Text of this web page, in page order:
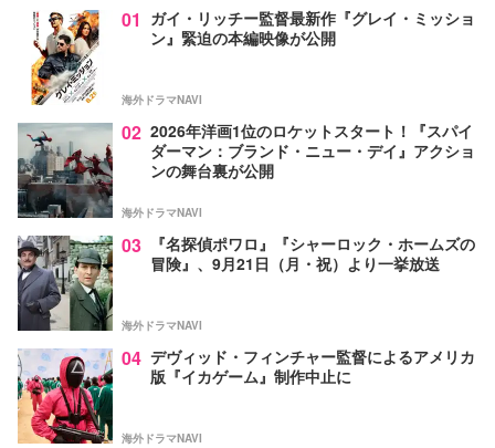
01 ガイ・リッチー監督最新作『グレイ・ミッショ
ン』緊迫の本編映像が公開
海外ドラマNAVI
02 2026年洋画1位のロケットスタート！『スパイ
ダーマン：ブランド・ニュー・デイ』アクショ
ンの舞台裏が公開
海外ドラマNAVI
03
『名探偵ポワロ』『シャーロック・ホームズの
冒険』、9月21日（月・祝）より一挙放送
海外ドラマNAVI
04 デヴィッド・フィンチャー監督によるアメリカ
版『イカゲーム』制作中止に
海外ドラマNAVI